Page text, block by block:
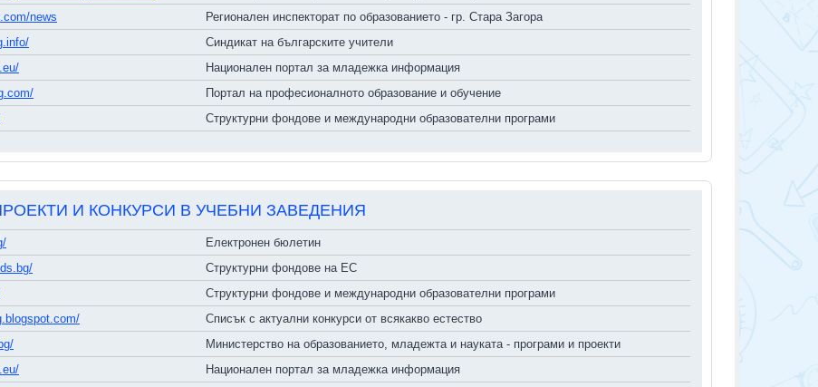
news
Регионален инспекторат по образованието - гр. Стара Загора
Синдикат на българските учители
Национален портал за младежка информация
Портал на професионалното образование и обучение
Структурни фондове и международни образователни програми
И КОНКУРСИ В УЧЕБНИ ЗАВЕДЕНИЯ
Електронен бюлетин
Структурни фондове на ЕС
Структурни фондове и международни образователни програми
Списък с актуални конкурси от всякакво естество
Министерство на образованието, младежта и науката - програми и проекти
Национален портал за младежка информация